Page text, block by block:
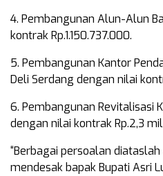
4. Pembangunan Alun-Alun
kontrak Rp.1.150.737.000.
5. Pembangunan Kantor
Deli Serdang dengan nilai
6. Pembangunan Revitalisasi
dengan nilai kontrak Rp.2,3
“Berbagai persoalan
mendesak bapak Bupati Asri